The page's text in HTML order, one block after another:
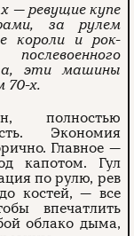
— ревущие купе
за рулем
короли и рок-
эти машины
70-х.
полностью
Экономия
Главное —
капотом. Гул
по рулю, рев
костей, — все
впечатлить
облако дыма,